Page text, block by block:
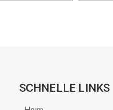
SCHNELLE LINKS